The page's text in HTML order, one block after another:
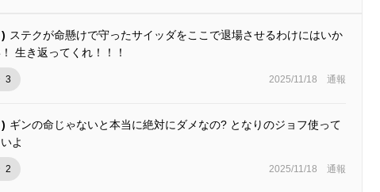
ステクが命懸けで守ったサイッダをここで退場させるわけにはいか
生き返ってくれ！！！
3 2025/11/18 通報
ギンの命じゃないと本当に絶対にダメなの? となりのジョフ使って
よ
2 2025/11/18 通報